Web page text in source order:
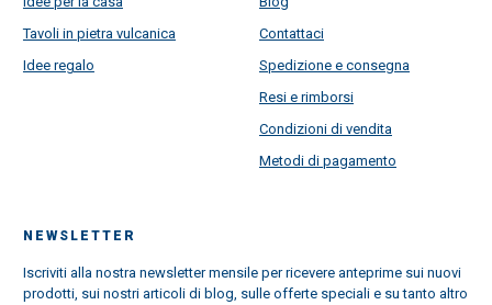
Tavoli in pietra vulcanica
Idee regalo
Contattaci
Spedizione e consegna
Resi e rimborsi
Condizioni di vendita
Metodi di pagamento
NEWSLETTER
Iscriviti alla nostra newsletter mensile per ricevere anteprime sui nuovi
prodotti, sui nostri articoli di blog, sulle offerte speciali e su tanto altro